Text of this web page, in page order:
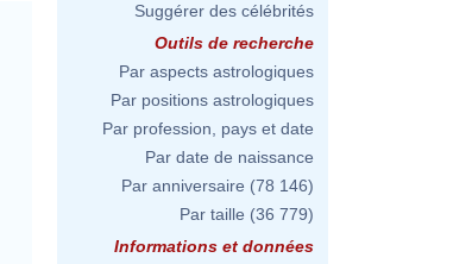
Suggérer des célébrités
Outils de recherche
Par aspects astrologiques
Par positions astrologiques
Par profession, pays et date
Par date de naissance
Par anniversaire (78 146)
Par taille (36 779)
Informations et données